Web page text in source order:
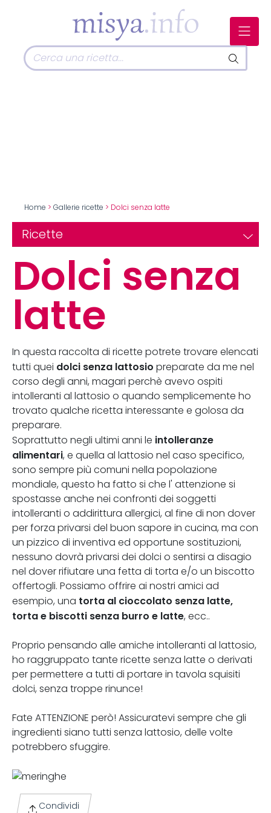
Home > Gallerie ricette > Dolci senza latte
Ricette
Dolci senza
latte
In questa raccolta di ricette potrete trovare elencati
tutti quei dolci senza lattosio preparate da me nel
corso degli anni, magari perchè avevo ospiti
intolleranti al lattosio o quando semplicemente ho
trovato qualche ricetta interessante e golosa da
preparare.
Soprattutto negli ultimi anni le intolleranze
alimentari, e quella al lattosio nel caso specifico,
sono sempre più comuni nella popolazione
mondiale, questo ha fatto si che l' attenzione si
spostasse anche nei confronti dei soggetti
intolleranti o addirittura allergici, al fine di non dover
per forza privarsi del buon sapore in cucina, ma con
un pizzico di inventiva ed opportune sostituzioni,
nessuno dovrà privarsi dei dolci o sentirsi a disagio
nel dover rifiutare una fetta di torta e/o un biscotto
offertogli. Possiamo offrire ai nostri amici ad
esempio, una torta al cioccolato senza latte,
torta e biscotti senza burro e latte, ecc..
Proprio pensando alle amiche intolleranti al lattosio,
ho raggruppato tante ricette senza latte o derivati
per permettere a tutti di portare in tavola squisiti
dolci, senza troppe rinunce!
Fate ATTENZIONE però! Assicuratevi sempre che gli
ingredienti siano tutti senza lattosio, delle volte
potrebbero sfuggire.
Condividi